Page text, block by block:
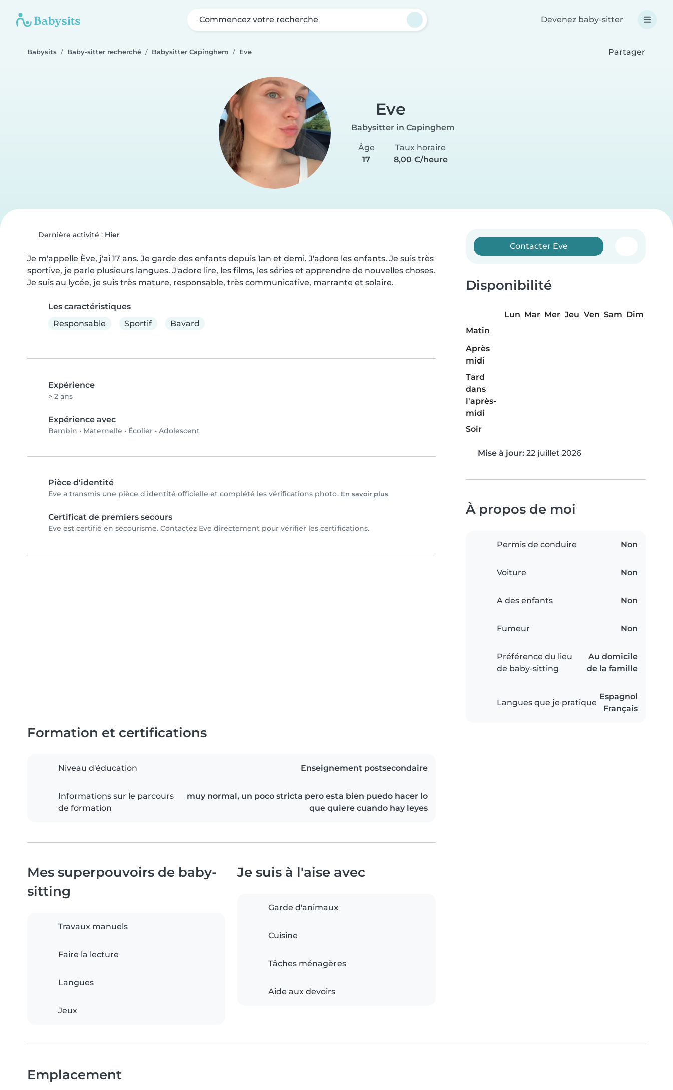
Commencez votre recherche Devenez baby-sitter
Babysits Baby-sitter recherché Babysitter Capinghem Eve Partager
Eve
Babysitter in Capinghem
Âge
17
Taux horaire
8,00 €/heure
Dernière activité : Hier
Je m'appelle Ève, j'ai 17 ans. Je garde des enfants depuis 1an et demi. J'adore les enfants. Je suis très
sportive, je parle plusieurs langues. J'adore lire, les films, les séries et apprendre de nouvelles choses.
Je suis au lycée, je suis très mature, responsable, très communicative, marrante et solaire.
Les caractéristiques
Responsable
Sportif Bavard
Expérience
> 2 ans
Expérience avec
Bambin • Maternelle • Écolier • Adolescent
Pièce d'identité
Eve a transmis une pièce d'identité officielle et complété les vérifications photo. En savoir plus
Certificat de premiers secours
Eve est certifié en secourisme. Contactez Eve directement pour vérifier les certifications.
Contacter Eve
Disponibilité
Lun Mar Mer Jeu Ven Sam Dim
Matin
Après
midi
Tard
dans
l'après-
midi
Soir
Mise à jour: 22 juillet 2026
À propos de moi
Permis de conduire Non
Voiture Non
A des enfants Non
Fumeur Non
Préférence du lieu
de baby-sitting
Au domicile
de la famille
Langues que je pratique
Espagnol
Français
Formation et certifications
Niveau d'éducation Enseignement postsecondaire
Informations sur le parcours
de formation
muy normal, un poco stricta pero esta bien puedo hacer lo
que quiere cuando hay leyes
Mes superpouvoirs de baby-
sitting
Travaux manuels
Faire la lecture
Langues
Jeux
Je suis à l'aise avec
Garde d'animaux
Cuisine
Tâches ménagères
Aide aux devoirs
Emplacement